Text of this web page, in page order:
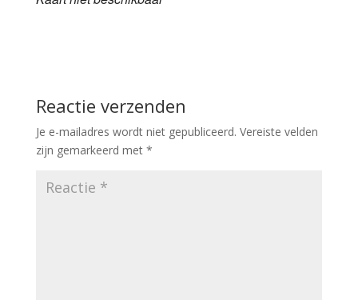
Reactie verzenden
Je e-mailadres wordt niet gepubliceerd. Vereiste velden
zijn gemarkeerd met *